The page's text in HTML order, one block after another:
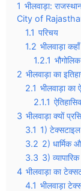
1 भीलवाड़ा:
City of
1.1 परिचय
1.2 भीलवाड़ा
1.2.1
2 भीलवाड़ा का
2.1 भीलवाड़ा का
2.1.1
3 भीलवाड़ा क्यों
3.1 1) टेक्सटाइल
3.2 2) धार्मिक
3.3 3)
4 भीलवाड़ा का
4.1 भीलवाड़ा